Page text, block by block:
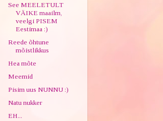
See MEELETULT
VÄIKE maailm,
veelgi PISEM
Eestimaa :)
Reede õhtune
mõistlikkus
Hea mõte
Meemid
Pisim uus NUNNU :)
Natu nukker
EH...